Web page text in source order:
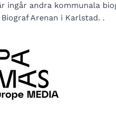
ingår andra kommunala
Arenan i Karlstad. .